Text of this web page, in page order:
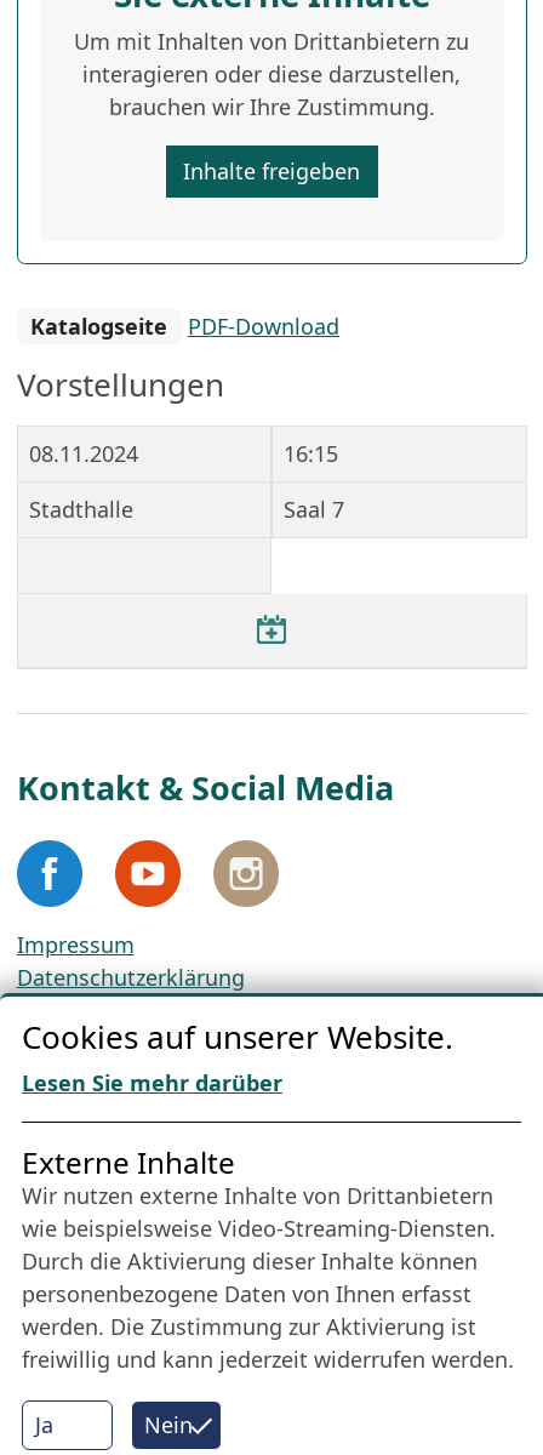
Um mit Inhalten von Drittanbietern zu
interagieren oder diese darzustellen,
brauchen wir Ihre Zustimmung.
Inhalte freigeben
Katalogseite PDF-Download
Vorstellungen
08.11.2024
16:15
Stadthalle
Saal 7
Kontakt & Social Media
Impressum
Datenschutzerklärung
AGBs
Download „Nordic Tango“
Freundes­kreis
Bleiben Sie uns das ganze Jahr über verbunden:
Werden Sie Freund der Nordischen Filmtage
Lübeck.
Mehr erfahren
Internet Partner
Cookies auf unserer Website.
Lesen Sie mehr darüber
Ja Nein
Externe Inhalte
Wir nutzen externe Inhalte von Drittanbietern
wie beispielsweise Video-Streaming-Diensten.
Durch die Aktivierung dieser Inhalte können
personenbezogene Daten von Ihnen erfasst
werden. Die Zustimmung zur Aktivierung ist
freiwillig und kann jederzeit widerrufen werden.